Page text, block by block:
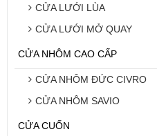
CỬA LƯỚI LÙA
CỬA LƯỚI MỞ QUAY
CỬA NHÔM CAO CẤP
CỬA NHÔM ĐỨC CIVRO
CỬA NHÔM SAVIO
CỬA CUỐN